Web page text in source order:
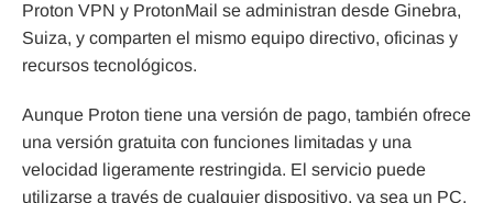
Proton VPN y ProtonMail se administran desde Ginebra,
Suiza, y comparten el mismo equipo directivo, oficinas y
recursos tecnológicos.
Aunque Proton tiene una versión de pago, también ofrece
una versión gratuita con funciones limitadas y una
velocidad ligeramente restringida. El servicio puede
utilizarse a través de cualquier dispositivo, ya sea un PC,